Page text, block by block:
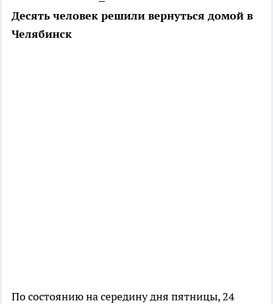
Десять человек решили вернуться домой в
Челябинск
По состоянию на середину дня пятницы, 24